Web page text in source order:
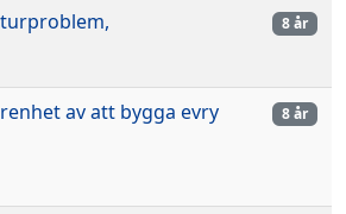
8 år
av att bygga evry
8 år